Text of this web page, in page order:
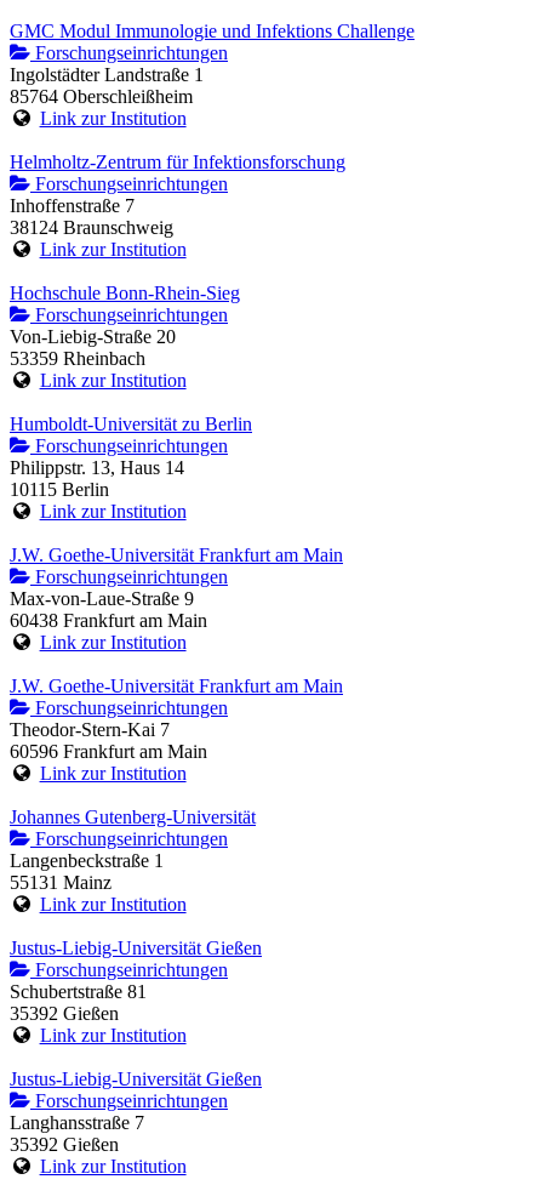
GMC Modul Immunologie und Infektions Challenge
Forschungseinrichtungen
Ingolstädter Landstraße 1
85764 Oberschleißheim
Link zur Institution
Helmholtz-Zentrum für Infektionsforschung
Forschungseinrichtungen
Inhoffenstraße 7
38124 Braunschweig
Link zur Institution
Hochschule Bonn-Rhein-Sieg
Forschungseinrichtungen
Von-Liebig-Straße 20
53359 Rheinbach
Link zur Institution
Humboldt-Universität zu Berlin
Forschungseinrichtungen
Philippstr. 13, Haus 14
10115 Berlin
Link zur Institution
J.W. Goethe-Universität Frankfurt am Main
Forschungseinrichtungen
Max-von-Laue-Straße 9
60438 Frankfurt am Main
Link zur Institution
J.W. Goethe-Universität Frankfurt am Main
Forschungseinrichtungen
Theodor-Stern-Kai 7
60596 Frankfurt am Main
Link zur Institution
Johannes Gutenberg-Universität
Forschungseinrichtungen
Langenbeckstraße 1
55131 Mainz
Link zur Institution
Justus-Liebig-Universität Gießen
Forschungseinrichtungen
Schubertstraße 81
35392 Gießen
Link zur Institution
Justus-Liebig-Universität Gießen
Forschungseinrichtungen
Langhansstraße 7
35392 Gießen
Link zur Institution